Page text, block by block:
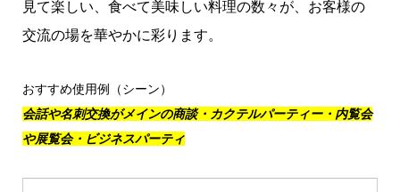
見て楽しい、食べて美味しい料理の数々が、お客様の
交流の場を華やかに彩ります。
おすすめ使用例（シーン）
会話や名刺交換がメインの商談・カクテルパーティー・内覧会
や展覧会・ビジネスパーティ